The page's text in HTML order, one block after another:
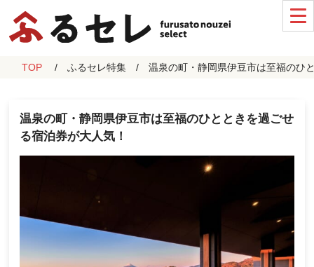
TOP ふるセレ特集 温泉の町・静岡県伊豆市は至福のひ
温泉の町・静岡県伊豆市は至福のひとときを過ごせ
る宿泊券が大人気！